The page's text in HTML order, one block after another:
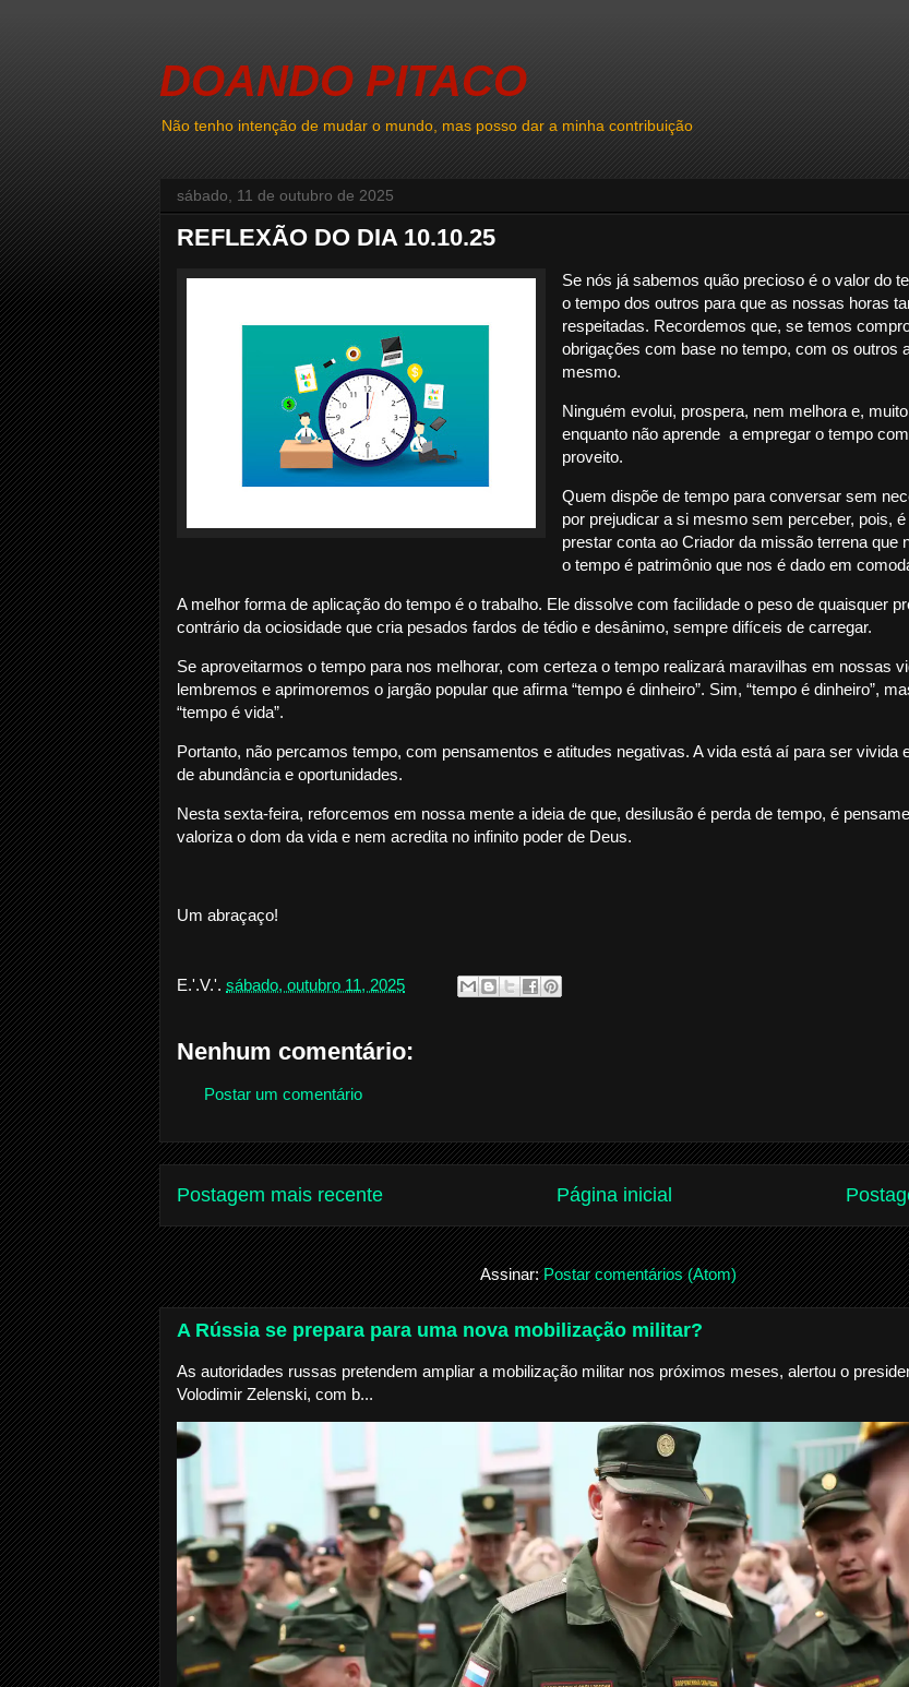
DOANDO PITACO
Não tenho intenção de mudar o mundo, mas posso dar a minha contribuição
sábado, 11 de outubro de 2025
REFLEXÃO DO DIA 10.10.25
Se nós já sabemos quão precioso é o valor do
o tempo dos outros para que as nossas horas
respeitadas. Recordemos que, se temos
obrigações com base no tempo, com os outros
mesmo.
Ninguém evolui, prospera, nem melhora e,
enquanto não aprende a empregar o tempo
proveito.
Quem dispõe de tempo para conversar sem
por prejudicar a si mesmo sem perceber, pois,
prestar conta ao Criador da missão terrena que
o tempo é patrimônio que nos é dado em
A melhor forma de aplicação do tempo é o trabalho. Ele dissolve com facilidade o peso de quaisquer
contrário da ociosidade que cria pesados fardos de tédio e desânimo, sempre difíceis de carregar.
Se aproveitarmos o tempo para nos melhorar, com certeza o tempo realizará maravilhas em nossas
lembremos e aprimoremos o jargão popular que afirma “tempo é dinheiro”. Sim, “tempo é dinheiro”,
“tempo é vida”.
Portanto, não percamos tempo, com pensamentos e atitudes negativas. A vida está aí para ser vivida
de abundância e oportunidades.
Nesta sexta-feira, reforcemos em nossa mente a ideia de que, desilusão é perda de tempo, é
valoriza o dom da vida e nem acredita no infinito poder de Deus.
Um abraçaço!
E.'.V.'. sábado, outubro 11, 2025
Nenhum comentário:
Postar um comentário
Postagem mais recente Página inicial
Assinar:Postar comentários (Atom)
A Rússia se prepara para uma nova mobilização militar?
As autoridades russas pretendem ampliar a mobilização militar nos próximos meses, alertou o
Volodimir Zelenski, com b...